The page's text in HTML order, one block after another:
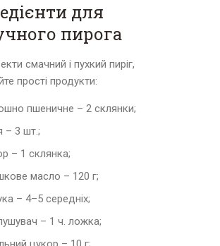
для
пирога
смачний і пухкий пиріг,
прості продукти:
пшеничне – 2 склянки;
– 3 шт.;
– 1 склянка;
масло – 120 г;
– 4–5 середніх;
– 1 ч. ложка;